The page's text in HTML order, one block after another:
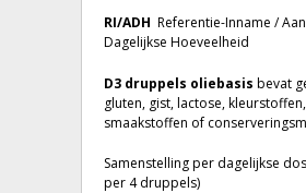
RI/ADH Referentie-Inname /
Dagelijkse Hoeveelheid
D3 druppels oliebasis bevat
gluten, gist, lactose, kleurstoffen,
smaakstoffen of
Samenstelling per dagelijkse
per 4 druppels)